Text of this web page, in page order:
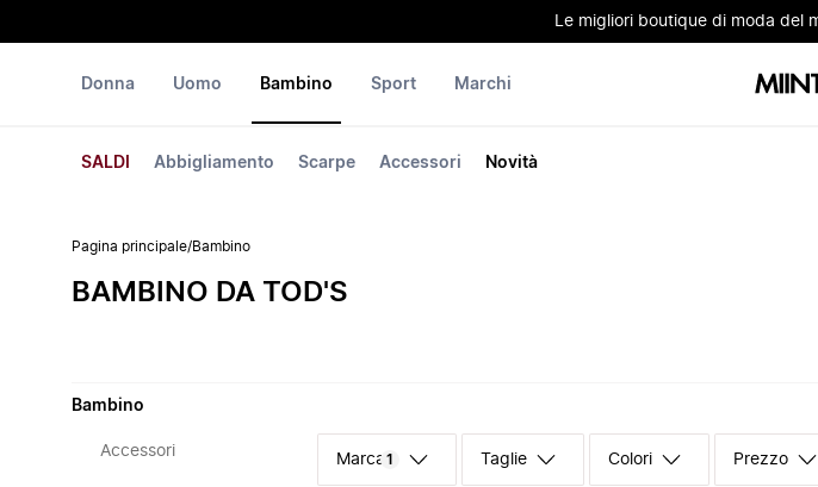
Le migliori boutique di moda del
Donna Uomo Bambino
SALDI Abbigliamento Scarpe Accessori Novità
Sport Marchi
Pagina principale/Bambino
BAMBINO DA TOD'S
Bambino
Accessori Marca 1 Taglie Colori Prezzo